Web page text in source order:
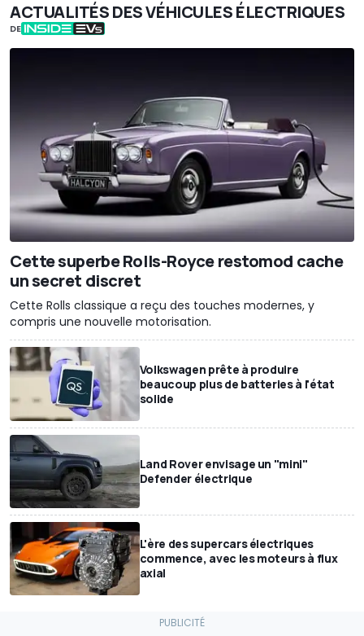
ACTUALITÉS DES VÉHICULES ÉLECTRIQUES
DE
Cette superbe Rolls-Royce restomod cache
un secret discret
Cette Rolls classique a reçu des touches modernes, y
compris une nouvelle motorisation.
Volkswagen prête à produire
beaucoup plus de batteries à l'état
solide
Land Rover envisage un "mini"
Defender électrique
L'ère des supercars électriques
commence, avec les moteurs à flux
axial